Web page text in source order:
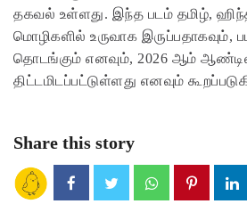
தகவல் உள்ளது. இந்த படம் தமிழ்,
மொழிகளில் உருவாக இருப்பதாகவும்,
தொடங்கும் எனவும், 2026 ஆம் ஆண்டில்
திட்டமிடப்பட்டுள்ளது எனவும்
Share this story